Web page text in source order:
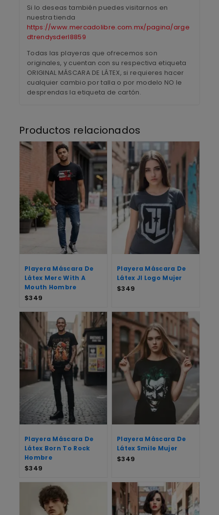
Si lo deseas también puedes visitarnos en
nuestra tienda
https://www.mercadolibre.com.mx/pagina/arge
dtrendysderl8859
Todas las playeras que ofrecemos son
originales, y cuentan con su respectiva etiqueta
ORIGINAL MÁSCARA DE LÁTEX, si requieres hacer
cualquier cambio por talla o por modelo NO le
desprendas la etiqueta de cartón.
Productos relacionados
Playera Máscara De
Látex Merc With A
Mouth Hombre
$349
Playera Máscara De
Látex Jl Logo Mujer
$349
Playera Máscara De
Látex Born To Rock
Hombre
$349
Playera Máscara De
Látex Smile Mujer
$349